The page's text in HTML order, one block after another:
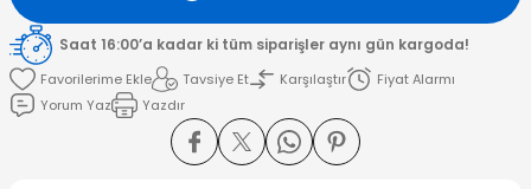
Saat 16:00’a kadar ki tüm siparişler aynı gün kargoda!
Tavsiye Et
Karşılaştır
Fiyat Alarmı
Yorum Yaz
Yazdır